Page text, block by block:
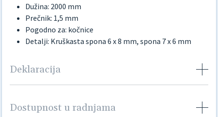
Dužina: 2000 mm
Prečnik: 1,5 mm
Pogodno za: kočnice
Detalji: Kruškasta spona 6 x 8 mm, spona 7 x 6 mm
Deklaracija
Dostupnost u radnjama